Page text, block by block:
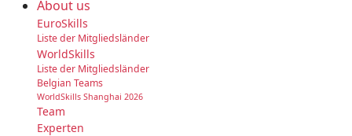
About us
EuroSkills
Liste der Mitgliedsländer
WorldSkills
Liste der Mitgliedsländer
Belgian Teams
WorldSkills Shanghai 2026
Team
Experten